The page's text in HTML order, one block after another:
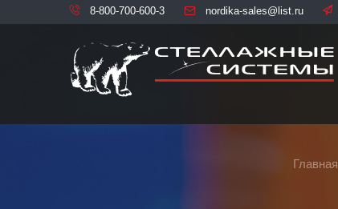
8-800-700-600-3 nordika-sales@list.ru
Главная